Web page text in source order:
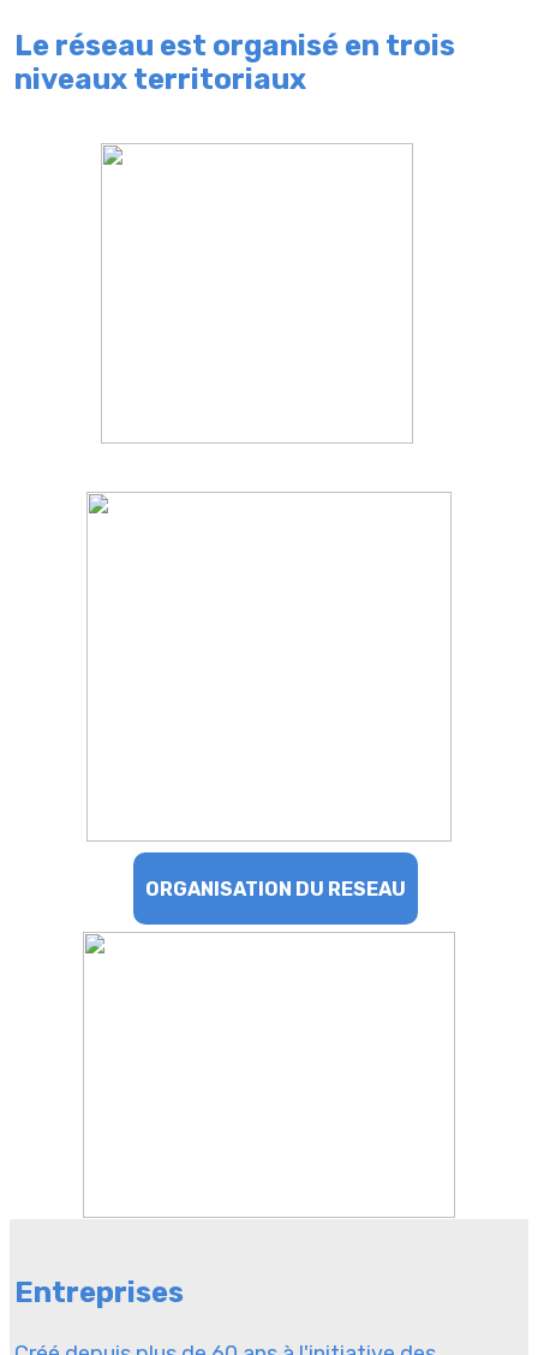
Le réseau est organisé en trois
niveaux territoriaux
ORGANISATION DU RESEAU
Entreprises